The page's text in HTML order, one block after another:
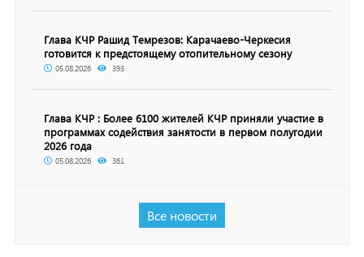
Глава КЧР Рашид Темрезов: Карачаево-Черкесия
готовится к предстоящему отопительному сезону
05.08.2026 393
Глава КЧР : Более 6100 жителей КЧР приняли участие в
программах содействия занятости в первом полугодии
2026 года
05.08.2026 361
Все новости